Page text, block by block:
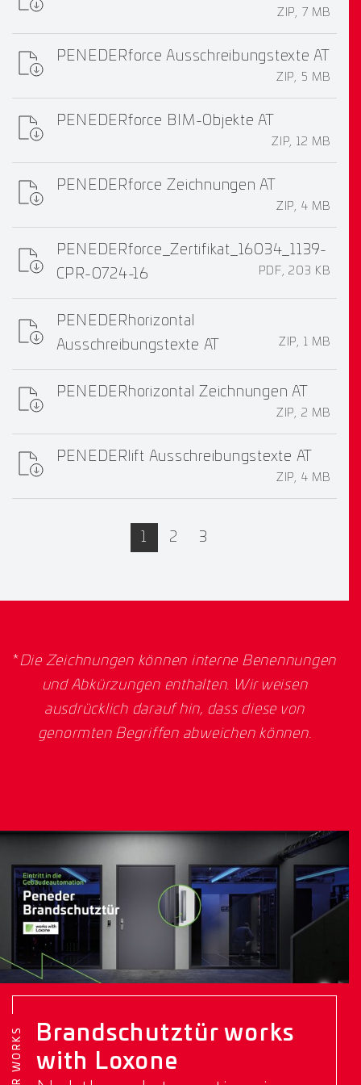
ZIP, 7 MB
PENEDERforce Ausschreibungstexte AT
ZIP, 5 MB
PENEDERforce BIM-Objekte AT
ZIP, 12 MB
PENEDERforce Zeichnungen AT
ZIP, 4 MB
PENEDERforce_Zertifikat_16034_1139-
CPR-0724-16
PDF, 203 KB
PENEDERhorizontal
Ausschreibungstexte AT
ZIP, 1 MB
PENEDERhorizontal Zeichnungen AT
ZIP, 2 MB
PENEDERlift Ausschreibungstexte AT
ZIP, 4 MB
active
2 3
*Die Zeichnungen können interne Benennungen
und Abkürzungen enthalten. Wir weisen
ausdrücklich darauf hin, dass diese von
genormten Begriffen abweichen können.
Brandschutztür works
with Loxone